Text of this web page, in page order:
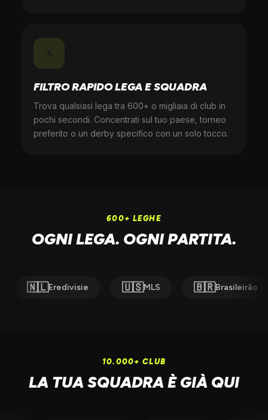
FILTRO RAPIDO LEGA E SQUADRA
Trova qualsiasi lega tra 600+ o migliaia di club in
pochi secondi. Concentrati sul tuo paese, torneo
preferito o un derby specifico con un solo tocco.
600+ LEGHE
OGNI LEGA. OGNI PARTITA.
🇺🇸MLS 🇧🇷Brasileirão 🇲🇽Liga
10.000+ CLUB
LA TUA SQUADRA È GIÀ QUI